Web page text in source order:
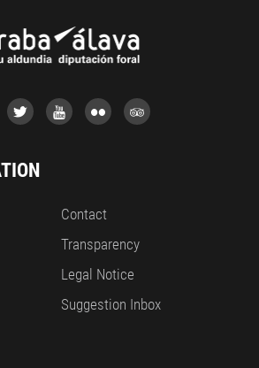
Contact
Transparency
Legal Notice
Suggestion Inbox